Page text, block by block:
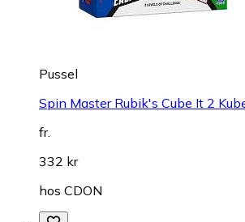
Pussel
Spin Master Rubik's Cube It 2
fr.
332 kr
hos CDON